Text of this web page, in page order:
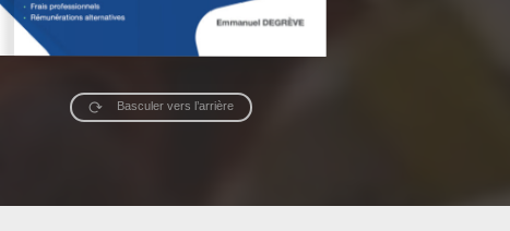
Basculer vers l’arrière